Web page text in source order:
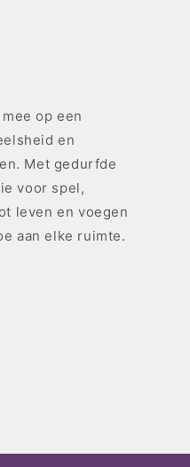
op een
en
Met gedurfde
voor spel,
leven en voegen
aan elke ruimte.